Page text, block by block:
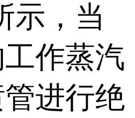
示，当
作蒸汽
进行绝